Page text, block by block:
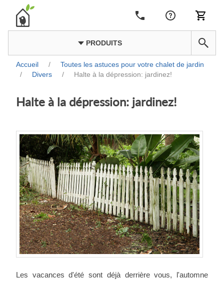
PRODUITS
Accueil /
Toutes les astuces pour votre chalet de jardin
/
Divers / Halte à la dépression: jardinez!
Halte à la dépression: jardinez!
Les vacances d'été sont déjà derrière vous, l'automne